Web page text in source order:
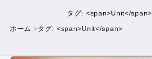
SERVICE
タグ: <span>Unit</span>
ホーム
タグ: <span>Unit</span>